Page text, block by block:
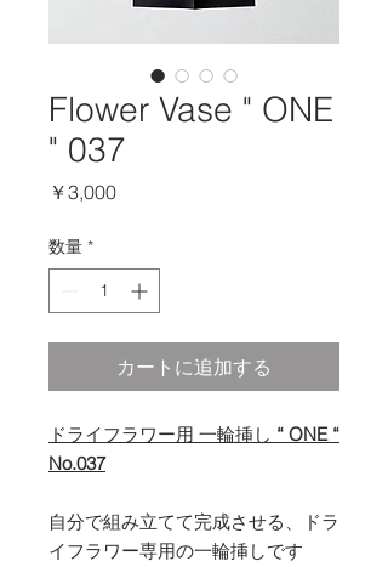
Flower Vase " ONE
" 037
￥3,000価
数量 *
カートに追加する
ドライフラワー用 一輪挿し “ ONE “
No.037
自分で組み立てて完成させる、ドラ
イフラワー専用の一輪挿しです